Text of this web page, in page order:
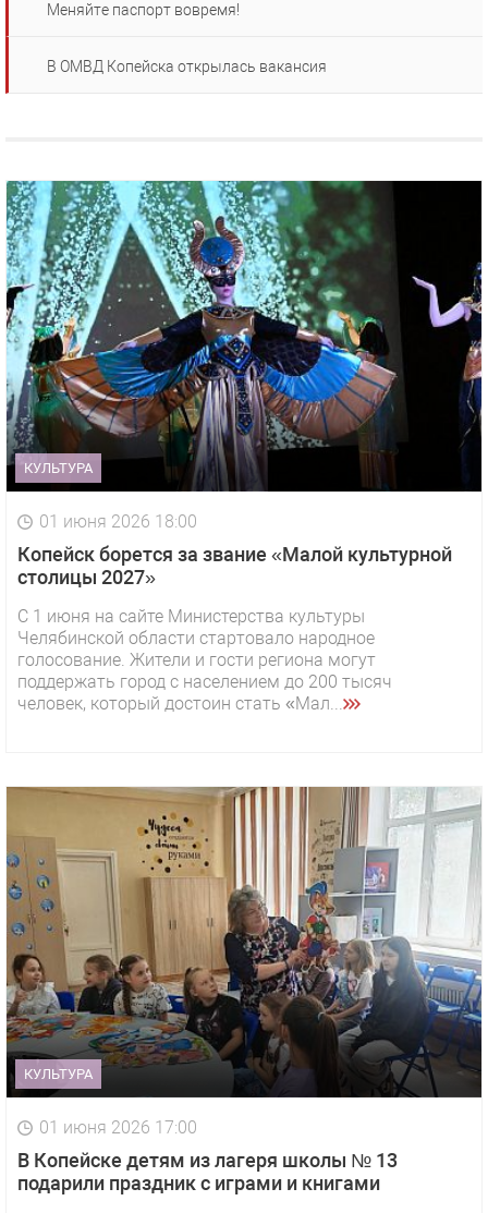
Меняйте паспорт вовремя!
В ОМВД Копейска открылась вакансия
КУЛЬТУРА
01 июня 2026 18:00
Копейск борется за звание «Малой культурной
столицы 2027»
С 1 июня на сайте Министерства культуры
Челябинской области стартовало народное
голосование. Жители и гости региона могут
поддержать город с населением до 200 тысяч
человек, который достоин стать «Мал...
КУЛЬТУРА
01 июня 2026 17:00
В Копейске детям из лагеря школы № 13
подарили праздник с играми и книгами